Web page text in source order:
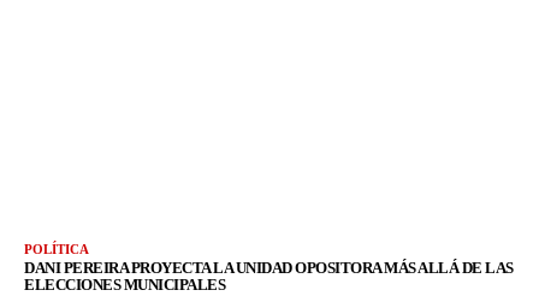
POLÍTICA
DANI PEREIRA PROYECTA LA UNIDAD OPOSITORA MÁS ALLÁ DE LAS
ELECCIONES MUNICIPALES